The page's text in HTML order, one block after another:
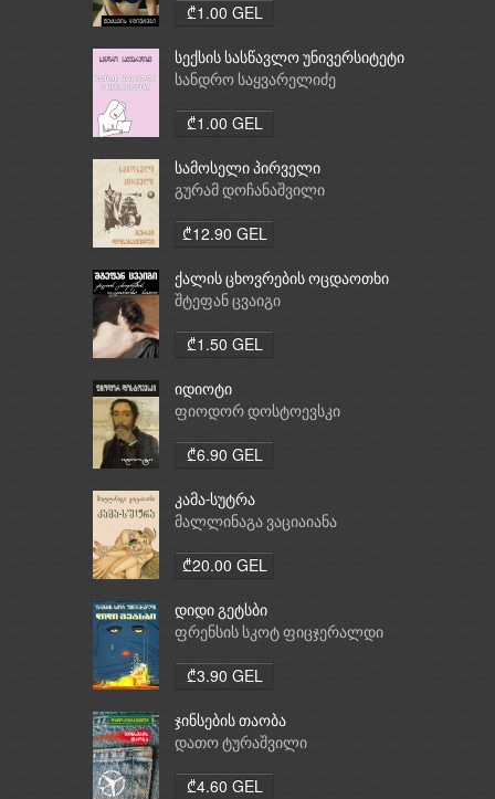
₾1.00 GEL
სექსის სასწავლო უნივერსიტეტი
სანდრო საყვარელიძე
₾1.00 GEL
სამოსელი პირველი
გურამ დოჩანაშვილი
₾12.90 GEL
ქალის ცხოვრების ოცდაოთხი
საათი
შტეფან ცვაიგი
₾1.50 GEL
იდიოტი
ფიოდორ დოსტოევსკი
₾6.90 GEL
კამა-სუტრა
მალლინაგა ვაციაიანა
₾20.00 GEL
დიდი გეტსბი
ფრენსის სკოტ ფიცჯერალდი
₾3.90 GEL
ჯინსების თაობა
დათო ტურაშვილი
₾4.60 GEL